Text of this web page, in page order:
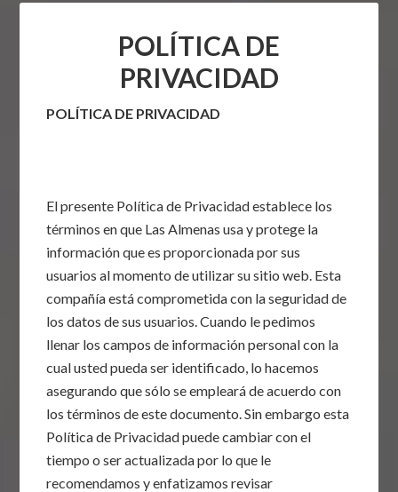
POLÍTICA DE
PRIVACIDAD
POLÍTICA DE PRIVACIDAD
El presente Política de Privacidad establece los
términos en que Las Almenas usa y protege la
información que es proporcionada por sus
usuarios al momento de utilizar su sitio web. Esta
compañía está comprometida con la seguridad de
los datos de sus usuarios. Cuando le pedimos
llenar los campos de información personal con la
cual usted pueda ser identificado, lo hacemos
asegurando que sólo se empleará de acuerdo con
los términos de este documento. Sin embargo esta
Política de Privacidad puede cambiar con el
tiempo o ser actualizada por lo que le
recomendamos y enfatizamos revisar